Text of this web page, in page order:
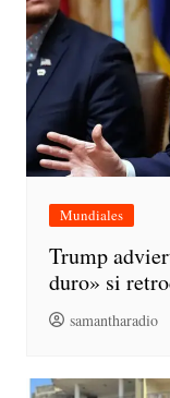
Mundiales
Trump
duro» si
samantharadio